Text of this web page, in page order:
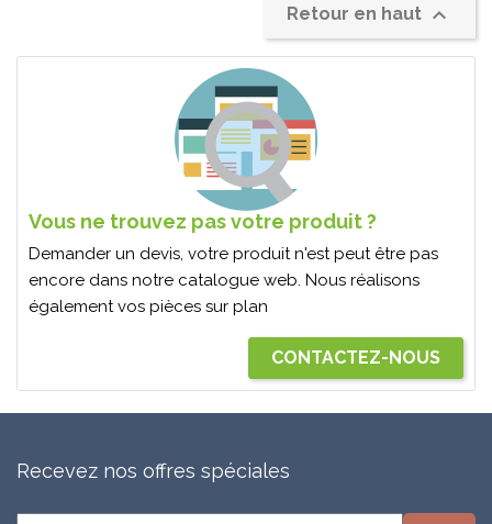
Retour en haut 
Vous ne trouvez pas votre produit ?
Demander un devis, votre produit n'est peut être pas
encore dans notre catalogue web. Nous réalisons
également vos pièces sur plan
CONTACTEZ-NOUS
Recevez nos offres spéciales